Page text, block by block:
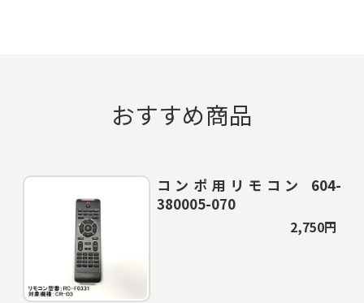
おすすめ商品
コンポ用リモコン 604-
380005-070
2,750円